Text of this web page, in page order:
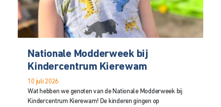
Nationale Modderweek bij
Kindercentrum Kierewam
10 juli 2026
Wat hebben we genoten van de Nationale Modderweek bij
Kindercentrum Kierewam! De kinderen gingen op